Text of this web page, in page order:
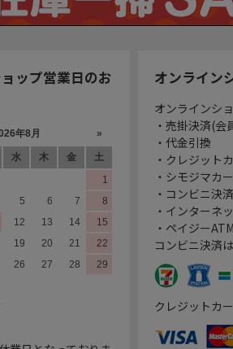
ップ営業日のお
オンライン
オンラインシ
・売掛決済(
・代金引換
・クレジット
・シモジマカ
・コンビニ決
・インターネ
・ペイジー
コンビニ決済
クレジットカ